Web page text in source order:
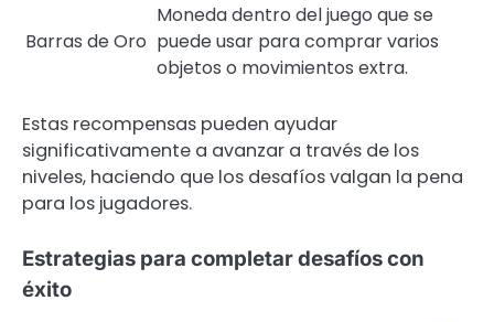
Barras de Oro
Moneda dentro del juego que se
puede usar para comprar varios
objetos o movimientos extra.
Estas recompensas pueden ayudar
significativamente a avanzar a través de los
niveles, haciendo que los desafíos valgan la pena
para los jugadores.
Estrategias para completar desafíos con
éxito